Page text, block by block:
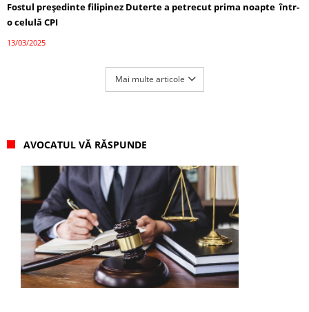
Fostul președinte filipinez Duterte a petrecut prima noapte într-
o celulă CPI
13/03/2025
Mai multe articole
AVOCATUL VĂ RĂSPUNDE